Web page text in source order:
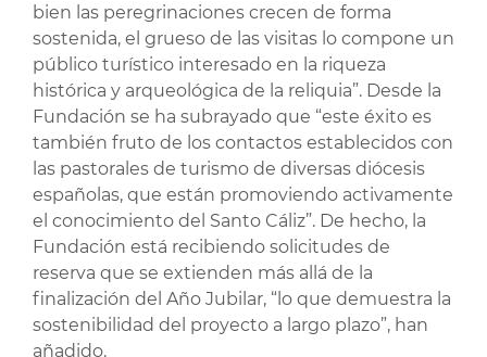
bien las peregrinaciones crecen de forma
sostenida, el grueso de las visitas lo compone un
público turístico interesado en la riqueza
histórica y arqueológica de la reliquia”. Desde la
Fundación se ha subrayado que “este éxito es
también fruto de los contactos establecidos con
las pastorales de turismo de diversas diócesis
españolas, que están promoviendo activamente
el conocimiento del Santo Cáliz”. De hecho, la
Fundación está recibiendo solicitudes de
reserva que se extienden más allá de la
finalización del Año Jubilar, “lo que demuestra la
sostenibilidad del proyecto a largo plazo”, han
añadido.